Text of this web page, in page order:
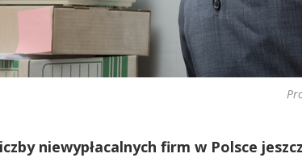
niewypłacalnych firm w Polsce